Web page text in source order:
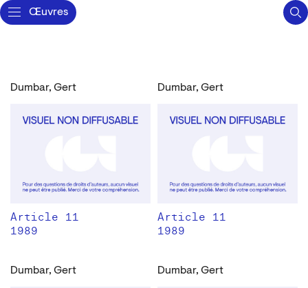
Œuvres
Dumbar, Gert
Article 11
1989
Dumbar, Gert
Article 11
1989
Dumbar, Gert Dumbar, Gert